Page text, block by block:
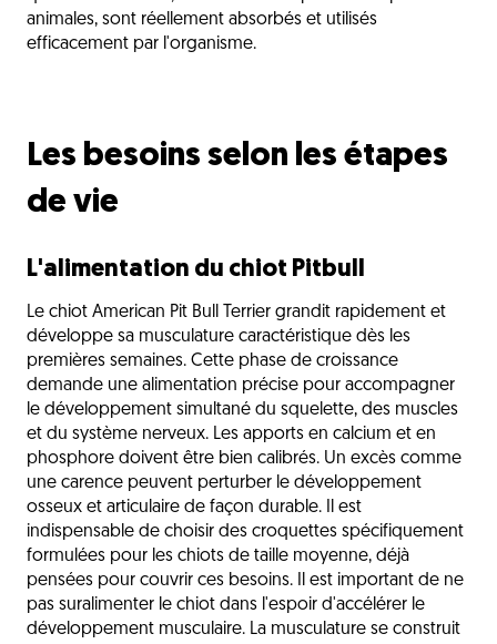
animales, sont réellement absorbés et utilisés
efficacement par l'organisme.
Les besoins selon les étapes
de vie
L'alimentation du chiot Pitbull
Le chiot American Pit Bull Terrier grandit rapidement et
développe sa musculature caractéristique dès les
premières semaines. Cette phase de croissance
demande une alimentation précise pour accompagner
le développement simultané du squelette, des muscles
et du système nerveux. Les apports en calcium et en
phosphore doivent être bien calibrés. Un excès comme
une carence peuvent perturber le développement
osseux et articulaire de façon durable. Il est
indispensable de choisir des croquettes spécifiquement
formulées pour les chiots de taille moyenne, déjà
pensées pour couvrir ces besoins. Il est important de ne
pas suralimenter le chiot dans l'espoir d'accélérer le
développement musculaire. La musculature se construit